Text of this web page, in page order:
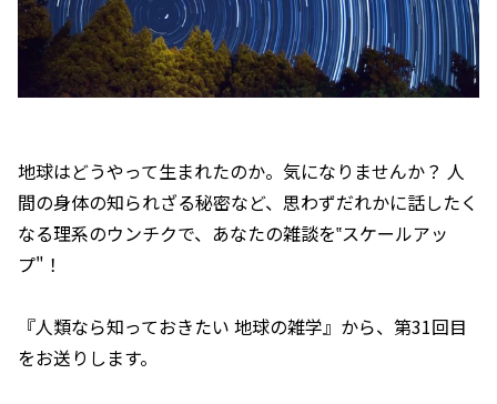
地球はどうやって生まれたのか。気になりませんか？ 人
間の身体の知られざる秘密など、思わずだれかに話したく
なる理系のウンチクで、あなたの雑談を‟スケールアッ
プ"！
『人類なら知っておきたい 地球の雑学』から、第31回目
をお送りします。